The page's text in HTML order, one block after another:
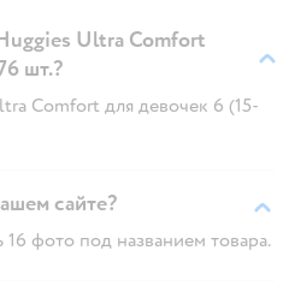
Ultra Comfort
шт.?
Comfort для девочек 6 (15-
сайте?
фото под названием товара.